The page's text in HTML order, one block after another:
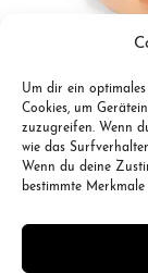
Um dir ein
Cookies, um
zuzugreifen. Wenn
wie das
Wenn du deine
bestimmte